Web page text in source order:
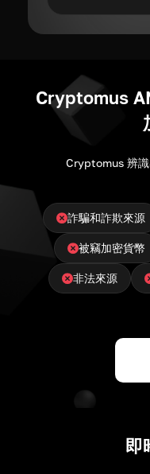
Cryptomus
Cryptomus 辨
詐騙和詐欺來源
被竊加密貨幣
非法來源
即